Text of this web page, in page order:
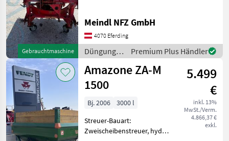
Gebrauchtmaschine
Mineraldüngerstreuer/Wiegestreuer
Meindl NFZ GmbH
4070 Eferding
Düngung
und
Beregnung
/ Kirchner
Premium Plus Händler
Amazone ZA-M
1500
5.499
€
inkl. 13%
MwSt./Verm.
4.866,37 €
exkl.
Bj. 2006
3000 l
Streuer-Bauart:
Zweischeibenstreuer, hydr.